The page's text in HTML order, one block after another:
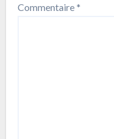
Commentaire*